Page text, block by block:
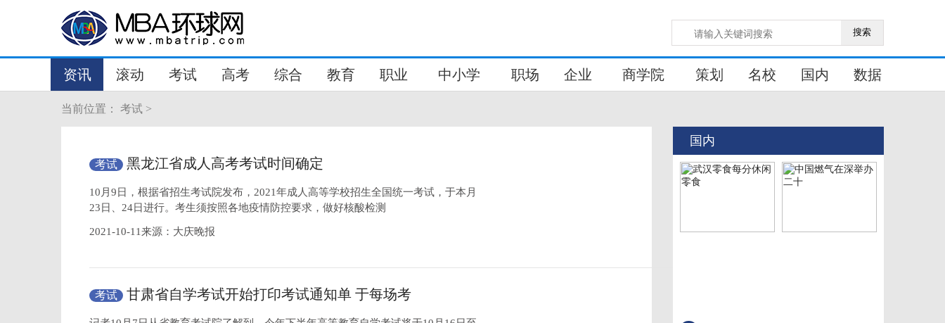
搜索
资讯 滚动 考试 高考 综合 教育 职业 中小学 职场 企业 商学院 策划 名校 国内 数据
当前位置： 考试 >
考试 黑龙江省成人高考考试时间确定
10月9日，根据省招生考试院发布，2021年成人高等学校招生全国统一考试，于本月
23日、24日进行。考生须按照各地疫情防控要求，做好核酸检测
2021-10-11来源：大庆晚报
考试
甘肃省自学考试开始打印考试通知单 于每场考
试时交监考人员
国内